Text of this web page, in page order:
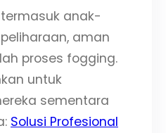
anak-
aman
proses fogging.
untuk
sementara
Solusi Profesional